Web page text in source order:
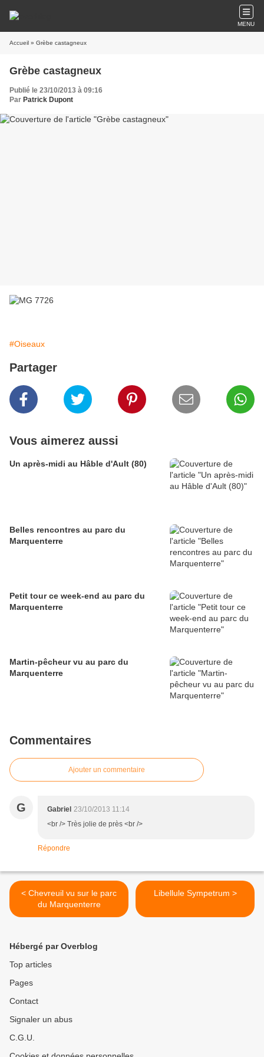
MENU
Accueil » Grèbe castagneux
Grèbe castagneux
Publié le 23/10/2013 à 09:16
Par Patrick Dupont
#Oiseaux
Partager
Vous aimerez aussi
Un après-midi au Hâble d'Ault (80)
Belles rencontres au parc du
Marquenterre
Petit tour ce week-end au parc du
Marquenterre
Martin-pêcheur vu au parc du
Marquenterre
Commentaires
Ajouter un commentaire
G Gabriel 23/10/2013 11:14
<br /> Très jolie de près <br />
Répondre
< Chevreuil vu sur le parc
du Marquenterre
Libellule Sympetrum >
Hébergé par Overblog
Top articles
Pages
Contact
Signaler un abus
C.G.U.